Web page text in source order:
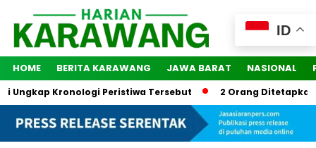
HOME BERITA KARAWANG JAWA BARAT NASIONAL
Ungkap Kronologi Peristiwa Tersebut 2 Orang Ditetapkan
ID